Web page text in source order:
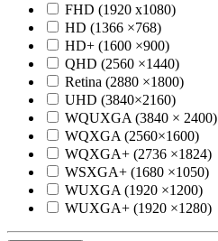
FHD (1920 x1080)
HD (1366 ×768)
HD+ (1600 ×900)
QHD (2560 ×1440)
Retina (2880 ×1800)
UHD (3840×2160)
WQUXGA (3840 × 2400)
WQXGA (2560×1600)
WQXGA+ (2736 ×1824)
WSXGA+ (1680 ×1050)
WUXGA (1920 ×1200)
WUXGA+ (1920 ×1280)